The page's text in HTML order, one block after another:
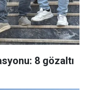
8 gözaltı